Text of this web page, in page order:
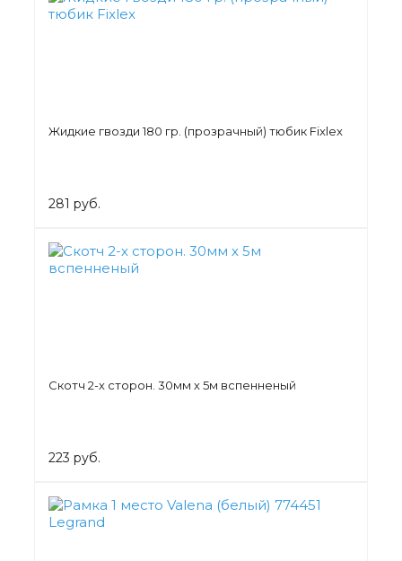
Жидкие гвозди 180 гр. (прозрачный) тюбик Fixlex
281 руб.
Скотч 2-х сторон. 30мм х 5м вспенненый
223 руб.